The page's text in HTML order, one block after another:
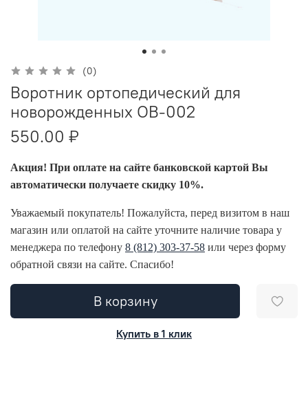
(0)
Воротник ортопедический для
новорожденных OB-002
550.00 ₽
Акция! При оплате на сайте банковской картой Вы
автоматически получаете скидку 10%.
Уважаемый покупатель! Пожалуйста, перед визитом в наш
магазин или оплатой на сайте уточните наличие товара у
менеджера по телефону 8 (812) 303-37-58 или через форму
обратной связи на сайте. Спасибо!
В корзину
Купить в 1 клик